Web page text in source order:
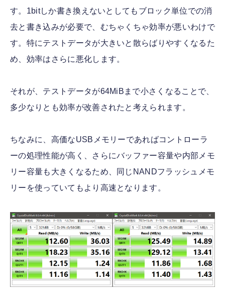
す。1bitしか書き換えないとしてもブロック単位での消
去と書き込みが必要で、むちゃくちゃ効率が悪いわけで
す。特にテストデータが大きいと散らばりやすくなるた
め、効率はさらに悪化します。
それが、テストデータが64MiBまで小さくなることで、
多少なりとも効率が改善されたと考えられます。
ちなみに、高価なUSBメモリーであればコントローラ
ーの処理性能が高く、さらにバッファー容量や内部メモ
リー容量も大きくなるため、同じNANDフラッシュメモ
リーを使っていてもより高速となります。